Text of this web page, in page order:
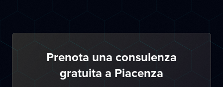
Prenota una consulenza
gratuita a Piacenza